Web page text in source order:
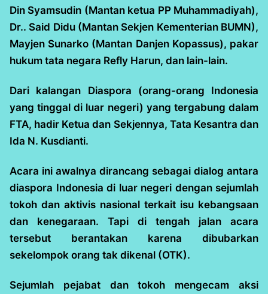
Din Syamsudin (Mantan ketua PP Muhammadiyah),
Dr.. Said Didu (Mantan Sekjen Kementerian BUMN),
Mayjen Sunarko (Mantan Danjen Kopassus), pakar
hukum tata negara Refly Harun, dan lain-lain.
Dari kalangan Diaspora (orang-orang Indonesia
yang tinggal di luar negeri) yang tergabung dalam
FTA, hadir Ketua dan Sekjennya, Tata Kesantra dan
Ida N. Kusdianti.
Acara ini awalnya dirancang sebagai dialog antara
diaspora Indonesia di luar negeri dengan sejumlah
tokoh dan aktivis nasional terkait isu kebangsaan
dan kenegaraan. Tapi di tengah jalan acara
tersebut berantakan karena dibubarkan
sekelompok orang tak dikenal (OTK).
Sejumlah pejabat dan tokoh mengecam aksi